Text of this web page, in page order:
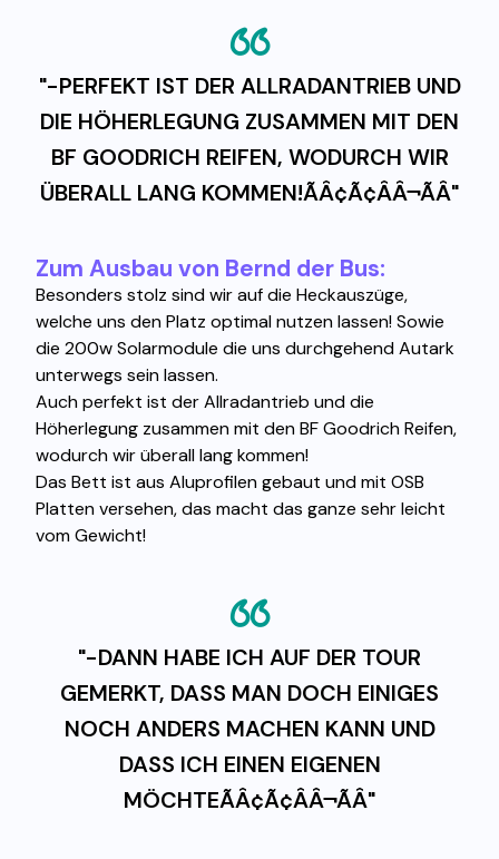
"-PERFEKT IST DER ALLRADANTRIEB UND
DIE HÖHERLEGUNG ZUSAMMEN MIT DEN
BF GOODRICH REIFEN, WODURCH WIR
ÜBERALL LANG KOMMEN!ÃÂ¢Ã¢ÂÂ¬ÃÂ"
Zum Ausbau von Bernd der Bus:
Besonders stolz sind wir auf die Heckauszüge,
welche uns den Platz optimal nutzen lassen! Sowie
die 200w Solarmodule die uns durchgehend Autark
unterwegs sein lassen.
Auch perfekt ist der Allradantrieb und die
Höherlegung zusammen mit den BF Goodrich Reifen,
wodurch wir überall lang kommen!
Das Bett ist aus Aluprofilen gebaut und mit OSB
Platten versehen, das macht das ganze sehr leicht
vom Gewicht!
"-DANN HABE ICH AUF DER TOUR
GEMERKT, DASS MAN DOCH EINIGES
NOCH ANDERS MACHEN KANN UND
DASS ICH EINEN EIGENEN
MÖCHTEÃÂ¢Ã¢ÂÂ¬ÃÂ"